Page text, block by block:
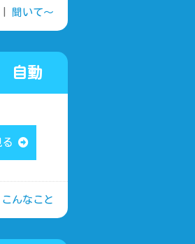
| 聞いて～
自動
る
んなこと